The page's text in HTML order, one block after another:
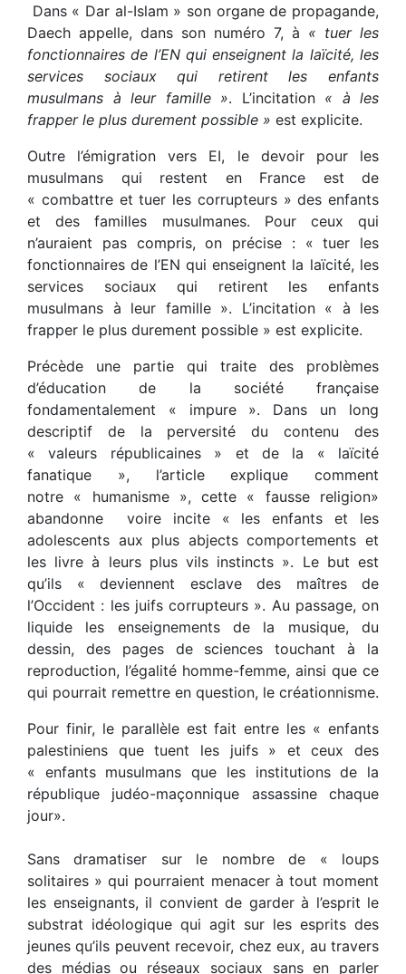
Dans « Dar al-Islam » son organe de propagande,
Daech appelle, dans son numéro 7, à « tuer les
fonctionnaires de l’EN qui enseignent la laïcité, les
services sociaux qui retirent les enfants
musulmans à leur famille ». L’incitation « à les
frapper le plus durement possible » est explicite.
Outre l’émigration vers EI, le devoir pour les
musulmans qui restent en France est de
« combattre et tuer les corrupteurs » des enfants
et des familles musulmanes. Pour ceux qui
n’auraient pas compris, on précise : « tuer les
fonctionnaires de l’EN qui enseignent la laïcité, les
services sociaux qui retirent les enfants
musulmans à leur famille ». L’incitation « à les
frapper le plus durement possible » est explicite.
Précède une partie qui traite des problèmes
d’éducation de la société française
fondamentalement « impure ». Dans un long
descriptif de la perversité du contenu des
« valeurs républicaines » et de la « laïcité
fanatique », l’article explique comment
notre « humanisme », cette « fausse religion»
abandonne voire incite « les enfants et les
adolescents aux plus abjects comportements et
les livre à leurs plus vils instincts ». Le but est
qu’ils « deviennent esclave des maîtres de
l’Occident : les juifs corrupteurs ». Au passage, on
liquide les enseignements de la musique, du
dessin, des pages de sciences touchant à la
reproduction, l’égalité homme-femme, ainsi que ce
qui pourrait remettre en question, le créationnisme.
Pour finir, le parallèle est fait entre les « enfants
palestiniens que tuent les juifs » et ceux des
« enfants musulmans que les institutions de la
république judéo-maçonnique assassine chaque
jour».
Sans dramatiser sur le nombre de « loups
solitaires » qui pourraient menacer à tout moment
les enseignants, il convient de garder à l’esprit le
substrat idéologique qui agit sur les esprits des
jeunes qu’ils peuvent recevoir, chez eux, au travers
des médias ou réseaux sociaux sans en parler